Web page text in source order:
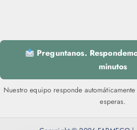
Preguntanos.
minutos
Nuestro equipo responde
esperas.